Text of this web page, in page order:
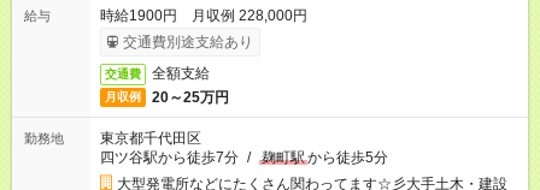
給与
時給1900円 月収例 228,000円
交通費別途支給あり
交通費 全額支給
月収例 20～25万円
勤務地
東京都千代田区
四ツ谷駅から徒歩7分 / 麹町駅から徒歩5分
大型発電所などにたくさん関わってます☆彡大手土木・建設